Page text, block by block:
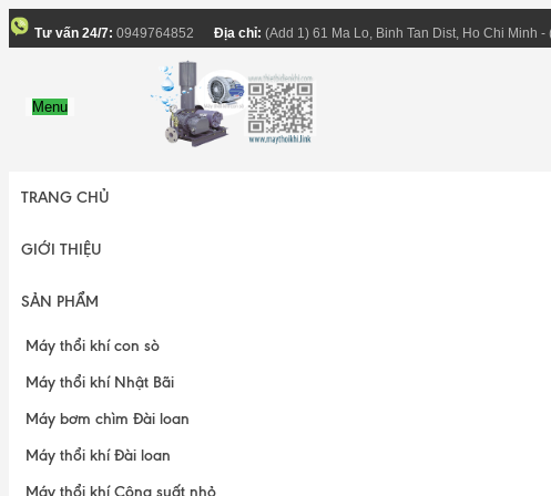
Tư vấn 24/7: 0949764852 Địa chỉ: (Add 1) 61 Ma Lo, Binh Tan Dist, Ho Chi Minh
Menu
TRANG CHỦ
GIỚI THIỆU
SẢN PHẨM
Máy thổi khí con sò
Máy thổi khí Nhật Bãi
Máy bơm chìm Đài loan
Máy thổi khí Đài loan
Máy thổi khí Công suất nhỏ